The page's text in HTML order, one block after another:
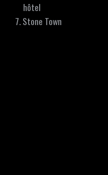
hôtel
Stone Town